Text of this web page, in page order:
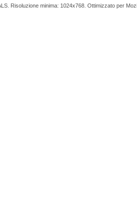
Risoluzione minima: 1024x768. Ottimizzato per